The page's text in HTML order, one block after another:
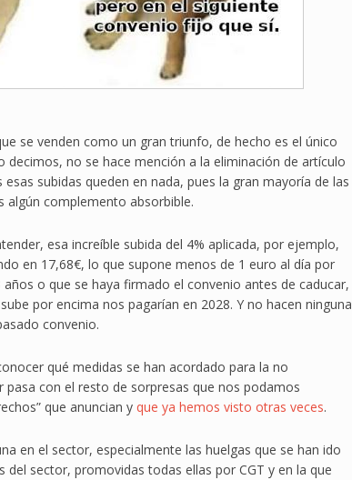
se venden como un gran triunfo, de hecho es el único
no se hace mención a la eliminación de artículo
subidas queden en nada, pues la gran mayoría de las
complemento absorbible.
esa increíble subida del 4% aplicada, por ejemplo,
en 17,68€, lo que supone menos de 1 euro al día por
o que se haya firmado el convenio antes de caducar,
por encima nos pagarían en 2028. Y no hacen ninguna
convenio.
qué medidas se han acordado para la no
pasa con el resto de sorpresas que nos podamos
que anuncian y que ya hemos visto otras veces.
en el sector, especialmente las huelgas que se han ido
sector, promovidas todas ellas por CGT y en la que